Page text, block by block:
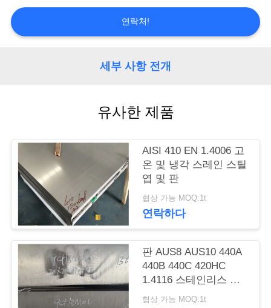
장
질
연
연락처!
세부 사항 전개
유사한 제품
AISI 410 EN 1.4006 고
온 및 냉각 스레인 스틸
엽 및 판
협상 가능 MOQ:1t
연락하다
판 AUS8 AUS10 440A
440B 440C 420HC
1.4116 스테인리스 스
틸 장
협상 가능 MOQ:1t